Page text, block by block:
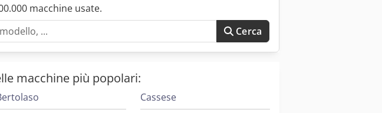
macchine usate.
Cerca
macchine più popolari:
Cassese